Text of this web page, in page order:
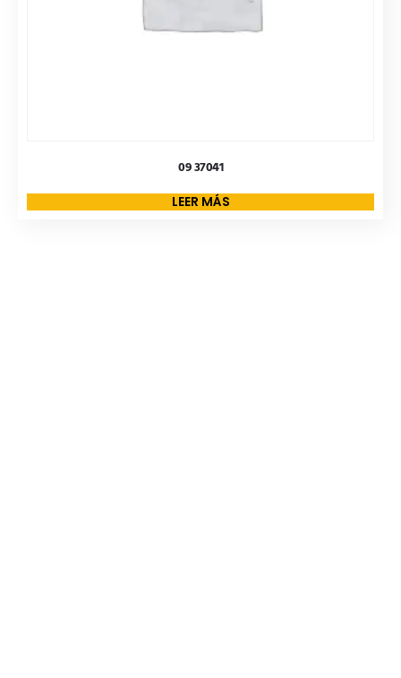
09 37041
LEER MÁS